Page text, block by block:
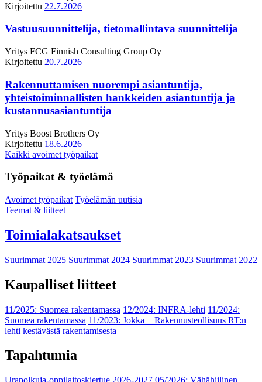
Kirjoitettu 22.7.2026
Vastuusuunnittelija, tietomallintava suunnittelija
Yritys FCG Finnish Consulting Group Oy
Kirjoitettu 20.7.2026
Rakennuttamisen nuorempi asiantuntija,
yhteistoiminnallisten hankkeiden asiantuntija ja
kustannusasiantuntija
Yritys Boost Brothers Oy
Kirjoitettu 18.6.2026
Kaikki avoimet työpaikat
Työpaikat & työelämä
Avoimet työpaikat Työelämän uutisia
Teemat & liitteet
Toimialakatsaukset
Suurimmat 2025 Suurimmat 2024 Suurimmat 2023 Suurimmat 2022
Kaupalliset liitteet
11/2025: Suomea rakentamassa 12/2024: INFRA-lehti 11/2024:
Suomea rakentamassa 11/2023: Jokka − Rakennusteollisuus RT:n
lehti kestävästä rakentamisesta
Tapahtumia